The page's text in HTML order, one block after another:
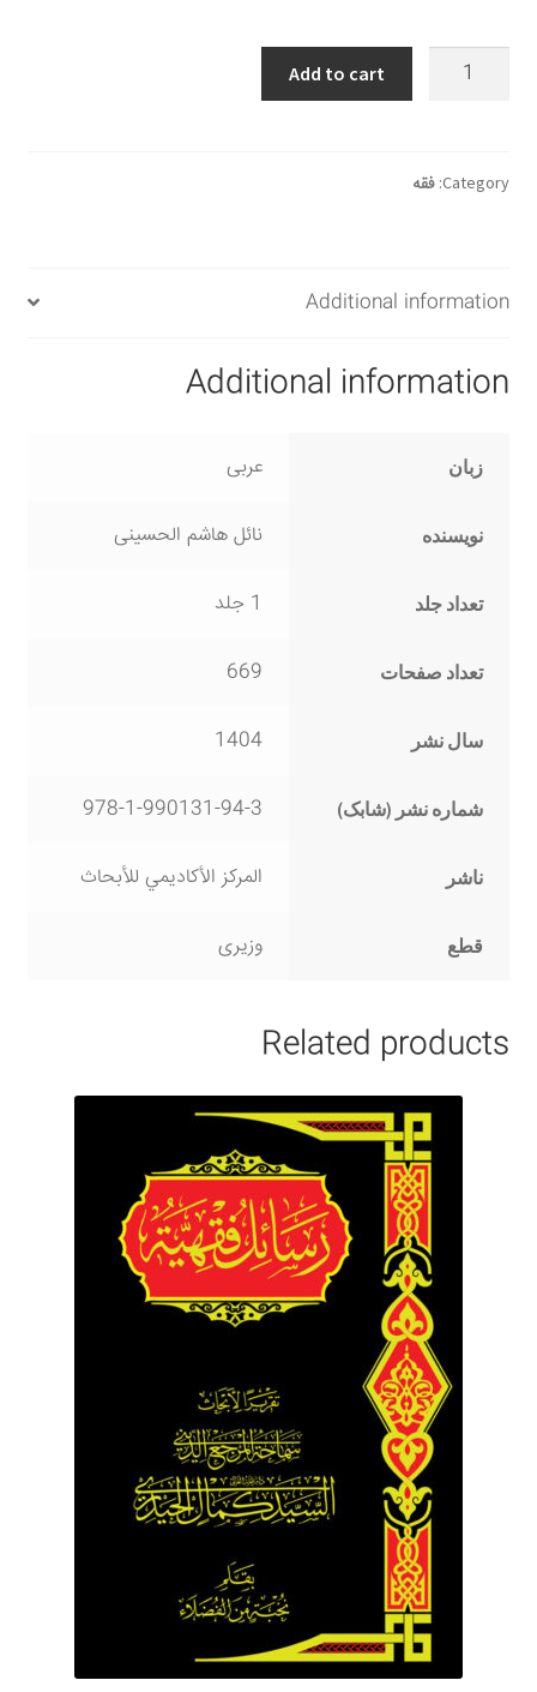
طهارة
(من
العقل
Add to cart
Category: فقه
Additional information
Additional information
زبان عربی
نویسنده نائل هاشم الحسینی
تعداد جلد 1 جلد
تعداد صفحات 669
سال نشر 1404
شماره نشر (شابک) 978-1-990131-94-3
ناشر المرکز الأکادیمي للأبحاث
قطع وزیری
Related products